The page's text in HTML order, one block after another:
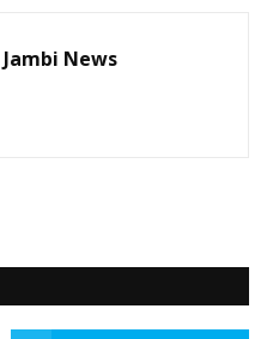
Jambi News